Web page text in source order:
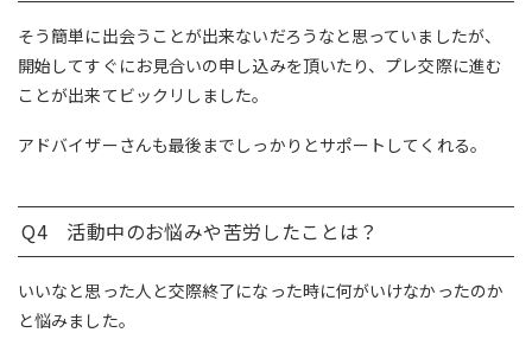
そう簡単に出会うことが出来ないだろうなと思っていましたが、
開始してすぐにお見合いの申し込みを頂いたり、プレ交際に進む
ことが出来てビックリしました。
アドバイザーさんも最後までしっかりとサポートしてくれる。
Q4 活動中のお悩みや苦労したことは？
いいなと思った人と交際終了になった時に何がいけなかったのか
と悩みました。